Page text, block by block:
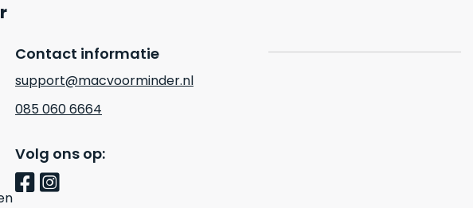
Contact informatie
support@macvoorminder.nl
085 060 6664
Volg ons op: